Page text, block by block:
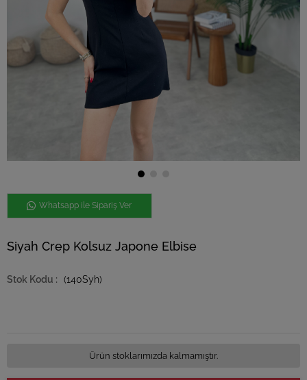
Whatsapp ile Sipariş Ver
Siyah Crep Kolsuz Japone Elbise
(140Syh)
Ürün stoklarımızda kalmamıştır.